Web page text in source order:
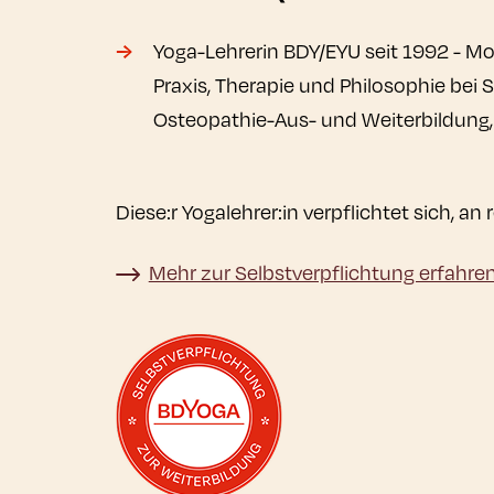
Yoga-Lehrerin BDY/EYU seit 1992 -
Praxis, Therapie und Philosophie
Osteopathie-Aus- und
Diese:r Yogalehrer:in verpflichtet sich,
Mehr zur Selbstverpflichtung
Mehr zur Selbstverpflichtung erfahren